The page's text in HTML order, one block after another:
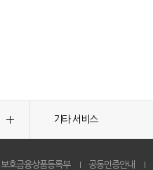
기타 서비스
보호금융상품등록부 공동인증안내